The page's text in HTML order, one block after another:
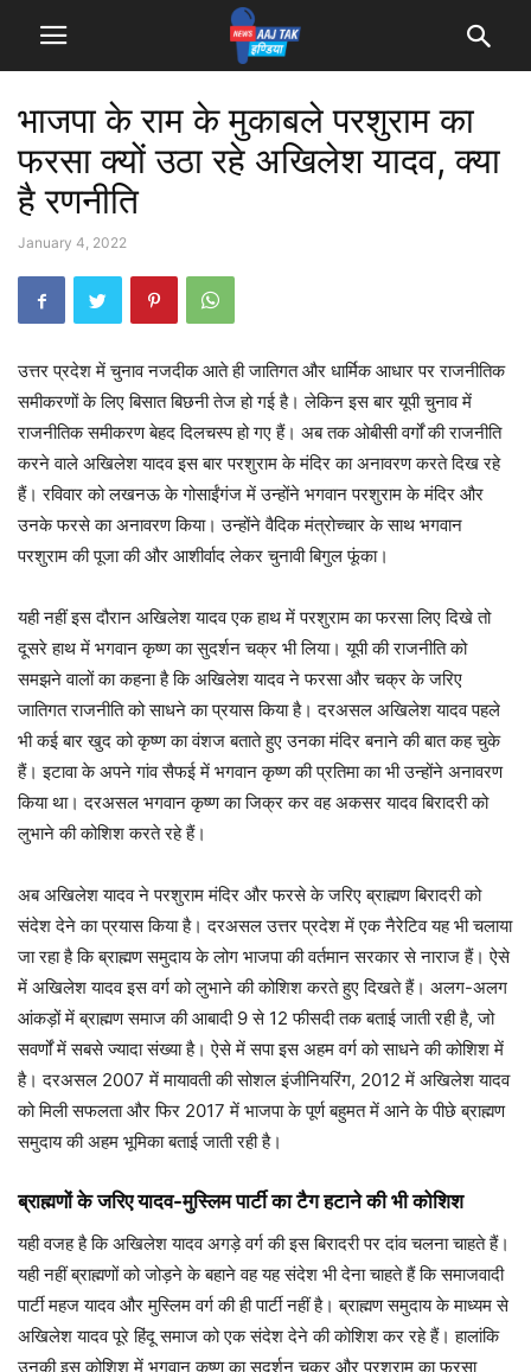
भाजपा के राम के मुकाबले परशुराम का
फरसा क्यों उठा रहे अखिलेश यादव, क्या
है रणनीति
January 4, 2022
उत्तर प्रदेश में चुनाव नजदीक आते ही जातिगत और धार्मिक आधार पर राजनीतिक
समीकरणों के लिए बिसात बिछनी तेज हो गई है। लेकिन इस बार यूपी चुनाव में
राजनीतिक समीकरण बेहद दिलचस्प हो गए हैं। अब तक ओबीसी वर्गों की राजनीति
करने वाले अखिलेश यादव इस बार परशुराम के मंदिर का अनावरण करते दिख रहे
हैं। रविवार को लखनऊ के गोसाईंगंज में उन्होंने भगवान परशुराम के मंदिर और
उनके फरसे का अनावरण किया। उन्होंने वैदिक मंत्रोच्चार के साथ भगवान
परशुराम की पूजा की और आशीर्वाद लेकर चुनावी बिगुल फूंका।
यही नहीं इस दौरान अखिलेश यादव एक हाथ में परशुराम का फरसा लिए दिखे तो
दूसरे हाथ में भगवान कृष्ण का सुदर्शन चक्र भी लिया। यूपी की राजनीति को
समझने वालों का कहना है कि अखिलेश यादव ने फरसा और चक्र के जरिए
जातिगत राजनीति को साधने का प्रयास किया है। दरअसल अखिलेश यादव पहले
भी कई बार खुद को कृष्ण का वंशज बताते हुए उनका मंदिर बनाने की बात कह चुके
हैं। इटावा के अपने गांव सैफई में भगवान कृष्ण की प्रतिमा का भी उन्होंने अनावरण
किया था। दरअसल भगवान कृष्ण का जिक्र कर वह अकसर यादव बिरादरी को
लुभाने की कोशिश करते रहे हैं।
अब अखिलेश यादव ने परशुराम मंदिर और फरसे के जरिए ब्राह्मण बिरादरी को
संदेश देने का प्रयास किया है। दरअसल उत्तर प्रदेश में एक नैरेटिव यह भी चलाया
जा रहा है कि ब्राह्मण समुदाय के लोग भाजपा की वर्तमान सरकार से नाराज हैं। ऐसे
में अखिलेश यादव इस वर्ग को लुभाने की कोशिश करते हुए दिखते हैं। अलग-अलग
आंकड़ों में ब्राह्मण समाज की आबादी 9 से 12 फीसदी तक बताई जाती रही है, जो
सवर्णों में सबसे ज्यादा संख्या है। ऐसे में सपा इस अहम वर्ग को साधने की कोशिश में
है। दरअसल 2007 में मायावती की सोशल इंजीनियरिंग, 2012 में अखिलेश यादव
को मिली सफलता और फिर 2017 में भाजपा के पूर्ण बहुमत में आने के पीछे ब्राह्मण
समुदाय की अहम भूमिका बताई जाती रही है।
ब्राह्मणों के जरिए यादव-मुस्लिम पार्टी का टैग हटाने की भी कोशिश
यही वजह है कि अखिलेश यादव अगड़े वर्ग की इस बिरादरी पर दांव चलना चाहते हैं।
यही नहीं ब्राह्मणों को जोड़ने के बहाने वह यह संदेश भी देना चाहते हैं कि समाजवादी
पार्टी महज यादव और मुस्लिम वर्ग की ही पार्टी नहीं है। ब्राह्मण समुदाय के माध्यम से
अखिलेश यादव पूरे हिंदू समाज को एक संदेश देने की कोशिश कर रहे हैं। हालांकि
उनकी इस कोशिश में भगवान कृष्ण का सुदर्शन चक्र और परशुराम का फरसा